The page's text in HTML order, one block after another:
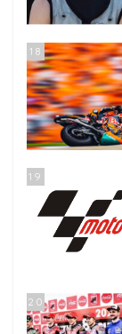
18
19
20